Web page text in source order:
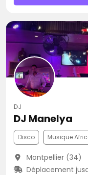
DJ
DJ Manelya
Disco Musique
Montpellier (34)
Déplacement